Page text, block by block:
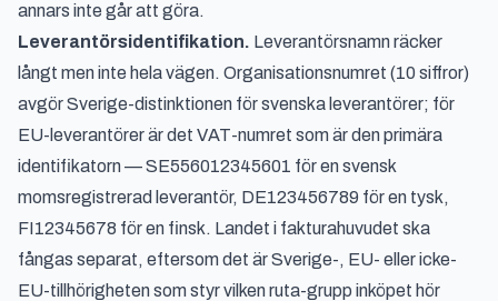
annars inte går att göra.
Leverantörsidentifikation. Leverantörsnamn räcker
långt men inte hela vägen. Organisationsnumret (10 siffror)
avgör Sverige-distinktionen för svenska leverantörer; för
EU-leverantörer är det VAT-numret som är den primära
identifikatorn — SE556012345601 för en svensk
momsregistrerad leverantör, DE123456789 för en tysk,
FI12345678 för en finsk. Landet i fakturahuvudet ska
fångas separat, eftersom det är Sverige-, EU- eller icke-
EU-tillhörigheten som styr vilken ruta-grupp inköpet hör